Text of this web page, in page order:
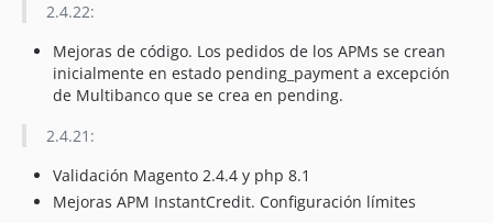
2.4.22:
Mejoras de código. Los pedidos de los APMs se crean
inicialmente en estado pending_payment a excepción
de Multibanco que se crea en pending.
2.4.21:
Validación Magento 2.4.4 y php 8.1
Mejoras APM InstantCredit. Configuración límites